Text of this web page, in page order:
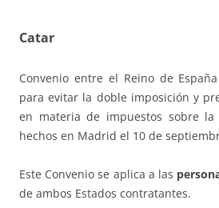
Catar
Convenio entre el Reino de
para evitar la doble imposición y
en materia de impuestos sobre
hechos en Madrid el 10 de
Este Convenio se aplica a las
de ambos Estados contratantes.